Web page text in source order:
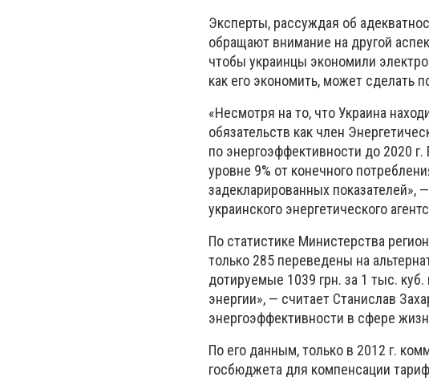
Эксперты, рассуждая об
обращают внимание на другой
чтобы украинцы экономили
как его экономить, может сделать
«Несмотря на то, что Украина
обязательств как член
по энергоэффективности до 2020
уровне 9% от конечного
задекларированных показателей»,
украинского энергетического
По статистике Министерства
только 285 переведены на
дотируемые 1039 грн. за 1 тыс.
энергии», — считает Станислав
энергоэффективности в сфере
По его данным, только в 2012 г.
госбюджета для компенсации